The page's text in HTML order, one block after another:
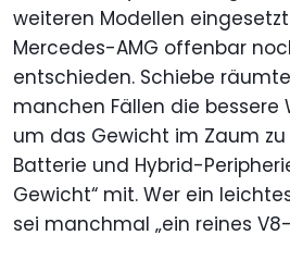
weiteren Modellen
Mercedes-AMG offenbar
entschieden. Schiebe
manchen Fällen die bessere
um das Gewicht im Zaum
Batterie und Hybrid-
Gewicht“ mit. Wer ein
sei manchmal „ein reines